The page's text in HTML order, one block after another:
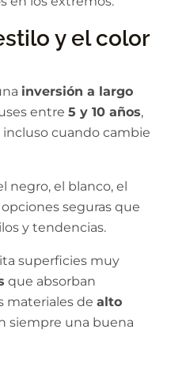
y el color
inversión a largo
entre 5 y 10 años,
cuando cambie
negro, el blanco, el
seguras que
y tendencias.
superficies muy
que absorban
materiales de alto
siempre una buena